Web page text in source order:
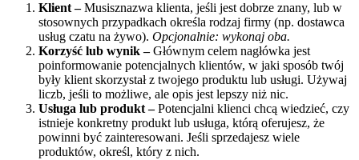
Klient –Musisznazwa klienta, jeśli jest dobrze znany, lub w
stosownych przypadkach określa rodzaj firmy (np. dostawca
usług czatu na żywo). Opcjonalnie: wykonaj oba.
Korzyść lub wynik –Głównym celem nagłówka jest
poinformowanie potencjalnych klientów, w jaki sposób twój
były klient skorzystał z twojego produktu lub usługi. Używaj
liczb, jeśli to możliwe, ale opis jest lepszy niż nic.
Usługa lub produkt –Potencjalni klienci chcą wiedzieć, czy
istnieje konkretny produkt lub usługa, którą oferujesz, że
powinni być zainteresowani. Jeśli sprzedajesz wiele
produktów, określ, który z nich.